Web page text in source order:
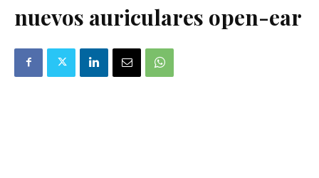
nuevos auriculares open-ear